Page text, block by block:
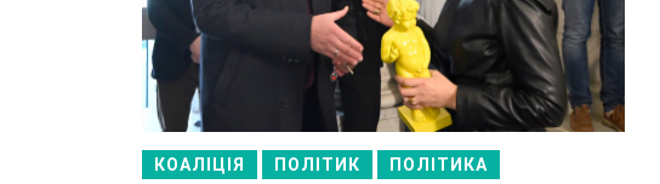
КОАЛІЦІЯ ПОЛІТИК ПОЛІТИКА